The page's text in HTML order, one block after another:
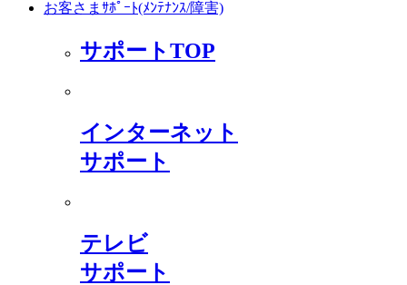
お客さまｻﾎﾟｰﾄ(ﾒﾝﾃﾅﾝｽ/障害)
サポートTOP
インターネット
サポート
テレビ
サポート